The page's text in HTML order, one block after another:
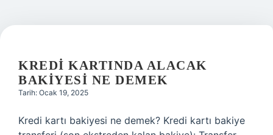
Hakkımızda
KREDI KARTINDA ALACAK
BAKIYESI NE DEMEK
Tarih: Ocak 19, 2025
Kredi kartı bakiyesi ne demek? Kredi kartı bakiye